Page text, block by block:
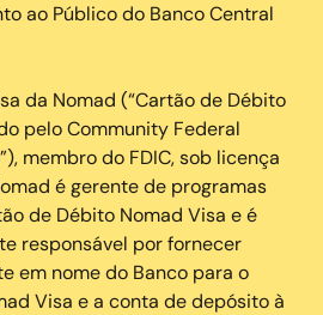
ao Público do Banco Central
da Nomad (“Cartão de Débito
pelo Community Federal
membro do FDIC, sob licença
é gerente de programas
de Débito Nomad Visa e é
responsável por fornecer
em nome do Banco para o
Visa e a conta de depósito à